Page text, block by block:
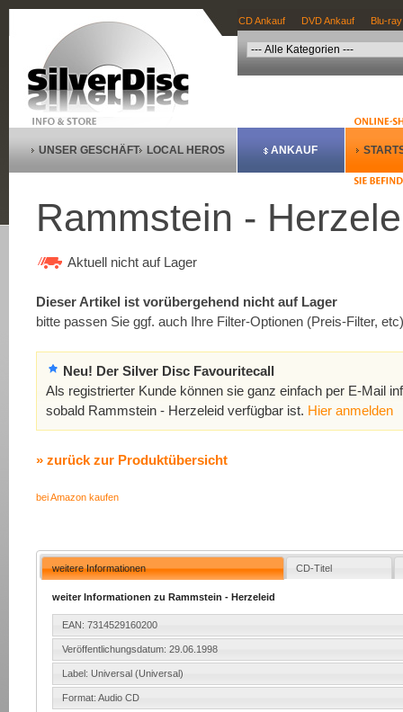
CD Ankauf DVD Ankauf Blu-
UNSER GESCHÄFT LOCAL HEROS ANKAUF
Rammstein -
Aktuell nicht auf Lager
Dieser Artikel ist vorübergehend nicht auf Lager
bitte passen Sie ggf. auch Ihre Filter-Optionen (Preis-Filter,
Neu! Der Silver Disc Favouritecall
Als registrierter Kunde können sie ganz einfach per E-Mail
sobald Rammstein - Herzeleid verfügbar ist. Hier anmelden
» zurück zur Produktübersicht
bei Amazon kaufen
weitere Informationen CD-Titel
weiter Informationen zu Rammstein - Herzeleid
EAN: 7314529160200
Veröffentlichungsdatum: 29.06.1998
Label: Universal (Universal)
Format: Audio CD